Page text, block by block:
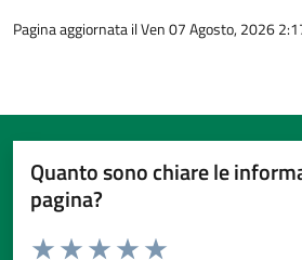
Pagina aggiornata il Ven 07 Agosto, 2026
Quanto sono chiare le
pagina?
Valuta da 1 a 5 stelle la pagina